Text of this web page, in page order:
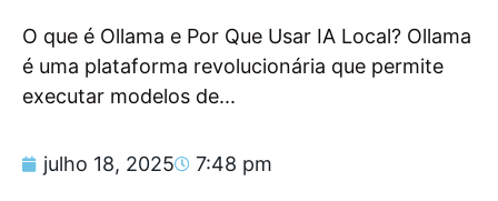
O que é Ollama e Por Que Usar IA Local? Ollama
é uma plataforma revolucionária que permite
executar modelos de...
julho 18, 2025 7:48 pm